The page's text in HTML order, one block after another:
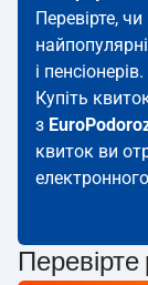
Перевірте,
і пенсіонерів.
Купіть
з
квиток ви
Перевірте